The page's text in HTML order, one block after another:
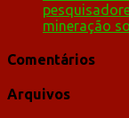
mineração
Comentários
Arquivos